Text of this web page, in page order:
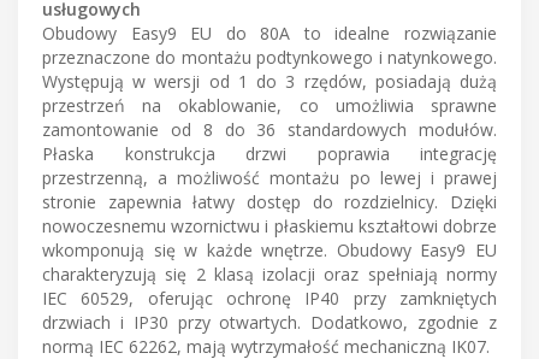
usługowych
Obudowy Easy9 EU do 80A to idealne rozwiązanie
przeznaczone do montażu podtynkowego i natynkowego.
Występują w wersji od 1 do 3 rzędów, posiadają dużą
przestrzeń na okablowanie, co umożliwia sprawne
zamontowanie od 8 do 36 standardowych modułów.
Płaska konstrukcja drzwi poprawia integrację
przestrzenną, a możliwość montażu po lewej i prawej
stronie zapewnia łatwy dostęp do rozdzielnicy. Dzięki
nowoczesnemu wzornictwu i płaskiemu kształtowi dobrze
wkomponują się w każde wnętrze. Obudowy Easy9 EU
charakteryzują się 2 klasą izolacji oraz spełniają normy
IEC 60529, oferując ochronę IP40 przy zamkniętych
drzwiach i IP30 przy otwartych. Dodatkowo, zgodnie z
normą IEC 62262, mają wytrzymałość mechaniczną IK07.